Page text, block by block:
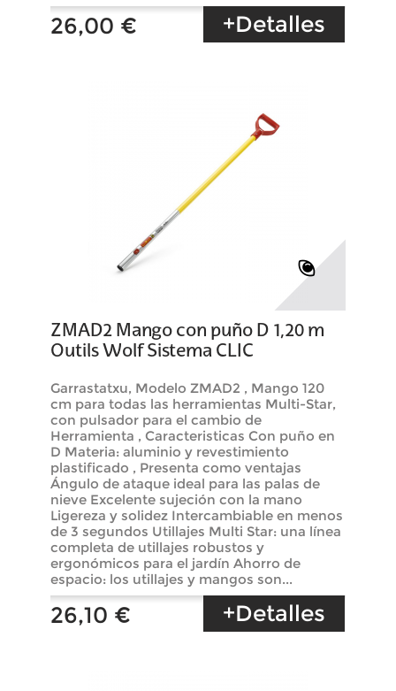
26,00 € +Detalles
ZMAD2 Mango con puño D 1,20 m
Outils Wolf Sistema CLIC
Garrastatxu, Modelo ZMAD2 , Mango 120
cm para todas las herramientas Multi-Star,
con pulsador para el cambio de
Herramienta , Caracteristicas Con puño en
D Materia: aluminio y revestimiento
plastificado , Presenta como ventajas
Ángulo de ataque ideal para las palas de
nieve Excelente sujeción con la mano
Ligereza y solidez Intercambiable en menos
de 3 segundos Utillajes Multi Star: una línea
completa de utillajes robustos y
ergonómicos para el jardín Ahorro de
espacio: los utillajes y mangos son...
26,10 € +Detalles